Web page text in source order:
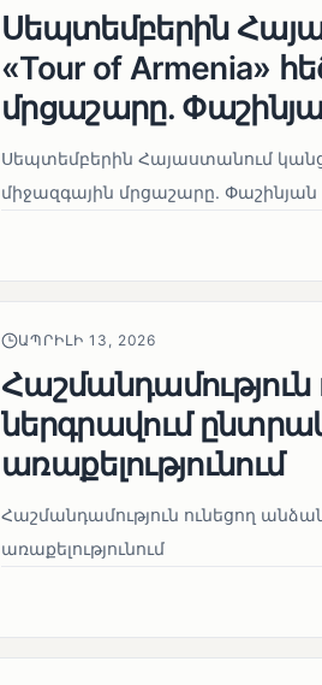
Սեպտեմբերին
«Tour of Armenia»
մրցաշարը.
Սեպտեմբերին Հայաստանում
միջազգային մրցաշարը. Փաշինյան
ԱՊՐԻԼԻ 13, 2026
ներգրավում
առաքելությունում
Հաշմանդամություն ունեցող
առաքելությունում